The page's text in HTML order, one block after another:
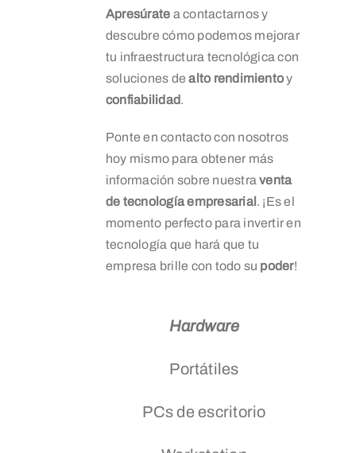
Apresúrate a contactarnos y
descubre cómo podemos mejorar
tu infraestructura tecnológica con
soluciones dealto rendimientoy
confiabilidad.
Ponte en contacto con nosotros
hoy mismo para obtener más
información sobre nuestraventa
de tecnología empresarial . ¡Es el
momento perfecto para invertir en
tecnología que hará que tu
empresa brille con todo su poder!
Hardware
Portátiles
PCs de escritorio